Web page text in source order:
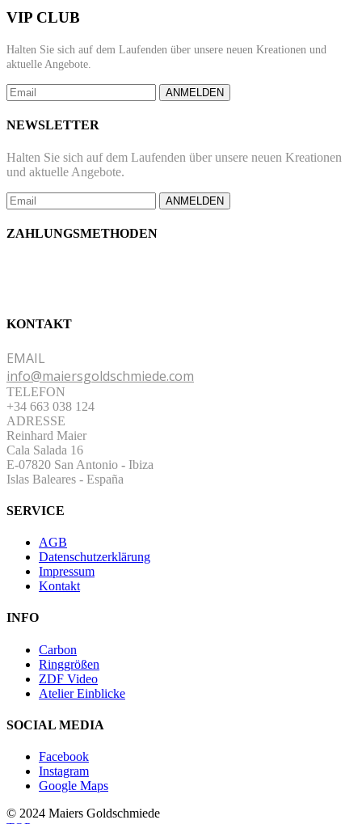
VIP CLUB
Halten Sie sich auf dem Laufenden über unsere neuen Kreationen und
aktuelle Angebote.
ANMELDEN
NEWSLETTER
Halten Sie sich auf dem Laufenden über unsere neuen Kreationen
und aktuelle Angebote.
ANMELDEN
ZAHLUNGSMETHODEN
KONTAKT
EMAIL
info@maiersgoldschmiede.com
TELEFON
+34 663 038 124
ADRESSE
Reinhard Maier
Cala Salada 16
E-07820 San Antonio - Ibiza
Islas Baleares - España
SERVICE
AGB
Datenschutzerklärung
Impressum
Kontakt
INFO
Carbon
Ringgrößen
ZDF Video
Atelier Einblicke
SOCIAL MEDIA
Facebook
Instagram
Google Maps
© 2024 Maiers Goldschmiede